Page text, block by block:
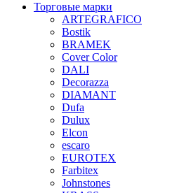
Торговые марки
ARTEGRAFICO
Bostik
BRAMEK
Cover Color
DALI
Decorazza
DIAMANT
Dufa
Dulux
Elcon
escaro
EUROTEX
Farbitex
Johnstones